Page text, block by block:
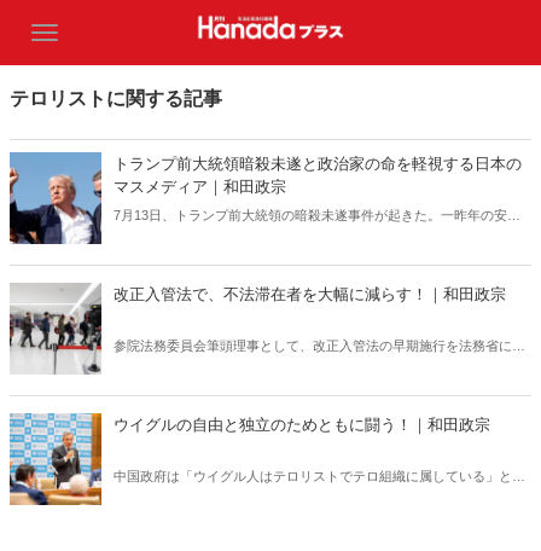
テロリストに関する記事
トランプ前大統領暗殺未遂と政治家の命を軽視する日本の
マスメディア｜和田政宗
7月13日、トランプ前大統領の暗殺未遂事件が起きた。一昨年の安倍
改正入管法で、不法滞在者を大幅に減らす！｜和田政宗
参院法務委員会筆頭理事として、改正入管法の早期施行を法務省に働
ウイグルの自由と独立のためともに闘う！｜和田政宗
中国政府は「ウイグル人はテロリストでテロ組織に属している」とい